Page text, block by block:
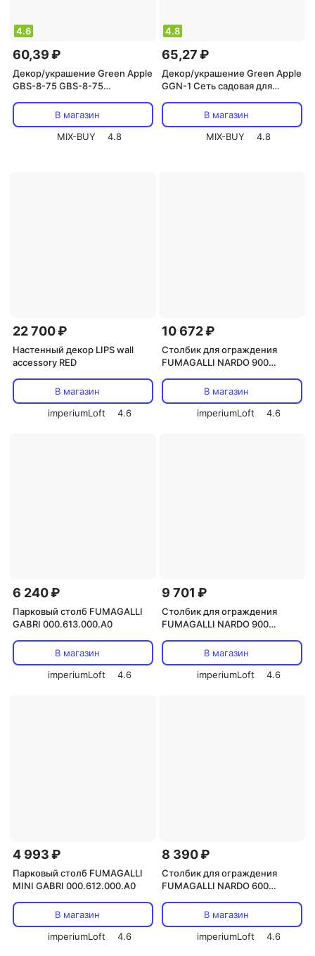
4.6
60,39 ₽
Декор/украшение Green Apple
GBS-8-75 GBS-8-75
o 8мм набор 5шт, цена за 1 шт
В магазин
MIX-BUY
4.8
4.8
65,27 ₽
Декор/украшение Green Apple
GGN-1 Сеть садовая для
В магазин
MIX-BUY
4.8
22 700 ₽
Настенный декор LIPS wall
accessory RED
В магазин
imperiumLoft
4.6
10 672 ₽
Столбик для ограждения
FUMAGALLI NARDO 900
В магазин
imperiumLoft
4.6
6 240 ₽
Парковый столб FUMAGALLI
GABRI 000.613.000.A0
В магазин
imperiumLoft
4.6
9 701 ₽
Столбик для ограждения
FUMAGALLI NARDO 900
В магазин
imperiumLoft
4.6
4 993 ₽
Парковый столб FUMAGALLI
MINI GABRI 000.612.000.A0
В магазин
imperiumLoft
4.6
8 390 ₽
Столбик для ограждения
FUMAGALLI NARDO 600
В магазин
imperiumLoft
4.6